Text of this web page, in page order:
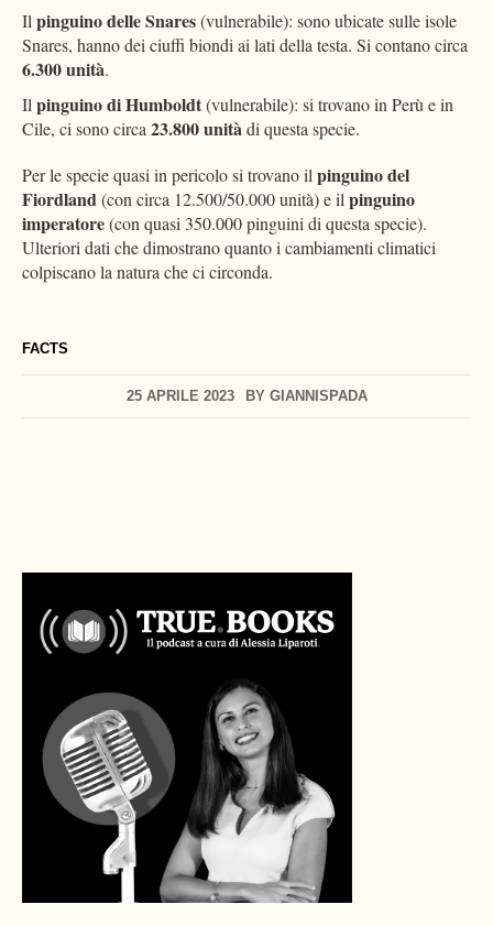
FACTS
25 APRILE 2023 BY GIANNISPADA
Ilpinguino delle Snares(vulnerabile): sono ubicate sulle isole
Snares, hanno dei ciuffi biondi ai lati della testa. Si contano circa
6.300 unità.
Ilpinguino di Humboldt(vulnerabile): si trovano in Perù e in
Cile, ci sono circa23.800 unitàdi questa specie.
Per le specie quasi in pericolo si trovano ilpinguino del
Fiordland(con circa 12.500/50.000 unità) e ilpinguino
imperatore(con quasi 350.000 pinguini di questa specie).
Ulteriori dati che dimostrano quanto i cambiamenti climatici
colpiscano la natura che ci circonda.